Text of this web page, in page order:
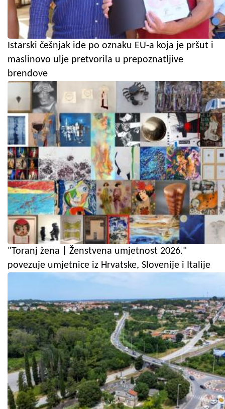
Istarski češnjak ide po oznaku EU-a koja je pršut i
maslinovo ulje pretvorila u prepoznatljive
brendove
"Toranj žena | Ženstvena umjetnost 2026."
povezuje umjetnice iz Hrvatske, Slovenije i Italije